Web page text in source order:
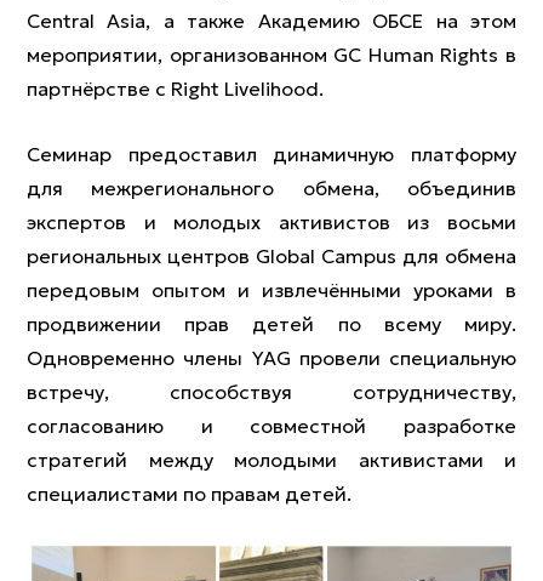
Central Asia, а также Академию ОБСЕ на этом
мероприятии, организованном GC Human Rights в
партнёрстве с Right Livelihood.
Семинар предоставил динамичную платформу
для межрегионального обмена, объединив
экспертов и молодых активистов из восьми
региональных центров Global Campus для обмена
передовым опытом и извлечёнными уроками в
продвижении прав детей по всему миру.
Одновременно члены YAG провели специальную
встречу, способствуя сотрудничеству,
согласованию и совместной разработке
стратегий между молодыми активистами и
специалистами по правам детей.